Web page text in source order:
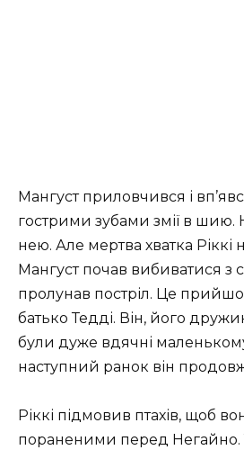
Мангуст приловчився і
гострими зубами змії в шию.
нею. Але мертва хватка Ріккі
Мангуст почав вибиватися з
пролунав постріл. Це
батько Тедді. Він, його
були дуже вдячні
наступний ранок він
Ріккі підмовив птахів, щоб
пораненими перед Негайно.